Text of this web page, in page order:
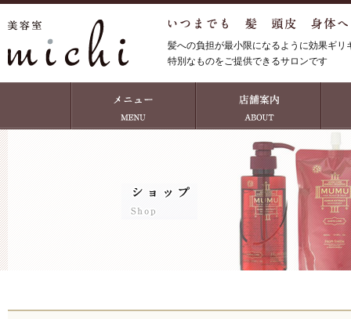
髪への負担が最小限になるように効果ギ
特別なものをご提供できるサロンです